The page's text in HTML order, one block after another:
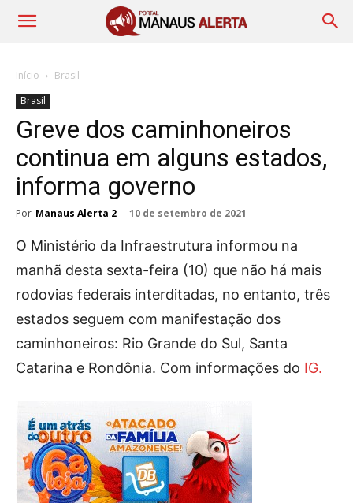
Início
Brasil
Brasil
Greve dos caminhoneiros
continua em alguns estados,
informa governo
Por Manaus Alerta 2 - 10 de setembro de 2021
O Ministério da Infraestrutura informou na
manhã desta sexta-feira (10) que não há mais
rodovias federais interditadas, no entanto, três
estados seguem com manifestação dos
caminhoneiros: Rio Grande do Sul, Santa
Catarina e Rondônia. Com informações do IG.